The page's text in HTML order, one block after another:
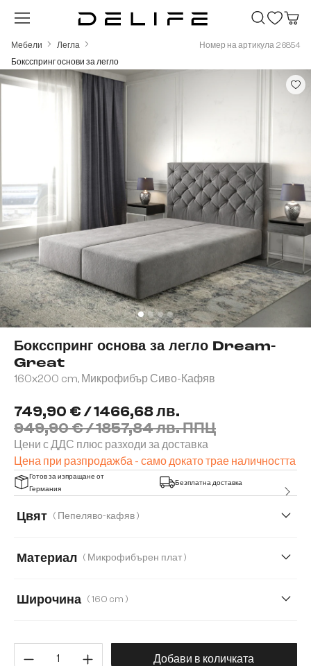
Преминете към основното съдържание
Мебели
Легла
Боксспринг основи за легло
Номер на артикула 26854
Боксспринг основа за легло Dream-
Great
160x200 cm, Микрофибър Сиво-Кафяв
749,90 € / 1466,68 лв.
949,90 € / 1857,84 лв. ППЦ
Цени с ДДС плюс разходи за доставка
Цена при разпродажба - само докато трае наличността
Готов за изпращане от
Германия
Безплатна доставка
Цвят ( Пепеляво-кафяв )
Материал ( Микрофибърен плат )
Широчина ( 160 cm )
200 cm Количество на продукта:
Добави в количката
Пропуснете галерия с изображения